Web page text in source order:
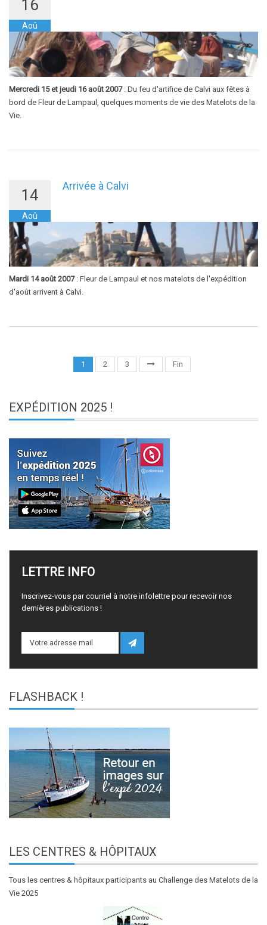
16
Aoû
Mercredi 15 et jeudi 16 août 2007: Du feu d'artifice de Calvi aux fêtes à
bord de Fleur de Lampaul, quelques moments de vie des Matelots de la
Vie.
14
Aoû
Arrivée à Calvi
Mardi 14 août 2007: Fleur de Lampaul et nos matelots de l'expédition
d'août arrivent à Calvi.
1 2 3 Fin
EXPÉDITION 2025 !
LETTRE INFO
Inscrivez-vous par courriel à notre infolettre pour recevoir nos
dernières publications !
FLASHBACK !
LES CENTRES & HÔPITAUX
Tous les centres & hôpitaux participants au Challenge des Matelots de la
Vie 2025